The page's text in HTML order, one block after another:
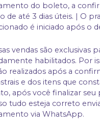
do boleto, a
de até 3 dias úteis. | O
é iniciado após o
vendas são exclusivas
habilitados. Por
realizados após a
e dos itens que
após você finalizar seu
tudo esteja correto
via WhatsApp.